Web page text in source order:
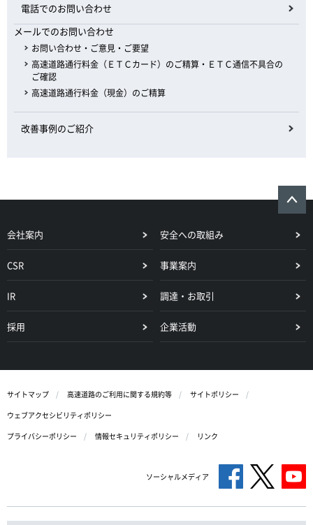
電話でのお問い合わせ
メールでのお問い合わせ
お問い合わせ・ご意見・ご要望
高速道路通行料金（ＥＴＣカード）のご精算・ＥＴＣ通信不具合の
ご確認
高速道路通行料金（現金）のご精算
改善事例のご紹介
会社案内 安全への取組み
CSR 事業案内
IR 調達・お取引
採用 企業活動
サイトマップ 高速道路のご利用に関する規約等
サイトポリシー
ウェブアクセシビリティポリシー
プライバシーポリシー
情報セキュリティポリシー リンク
ソーシャルメディア